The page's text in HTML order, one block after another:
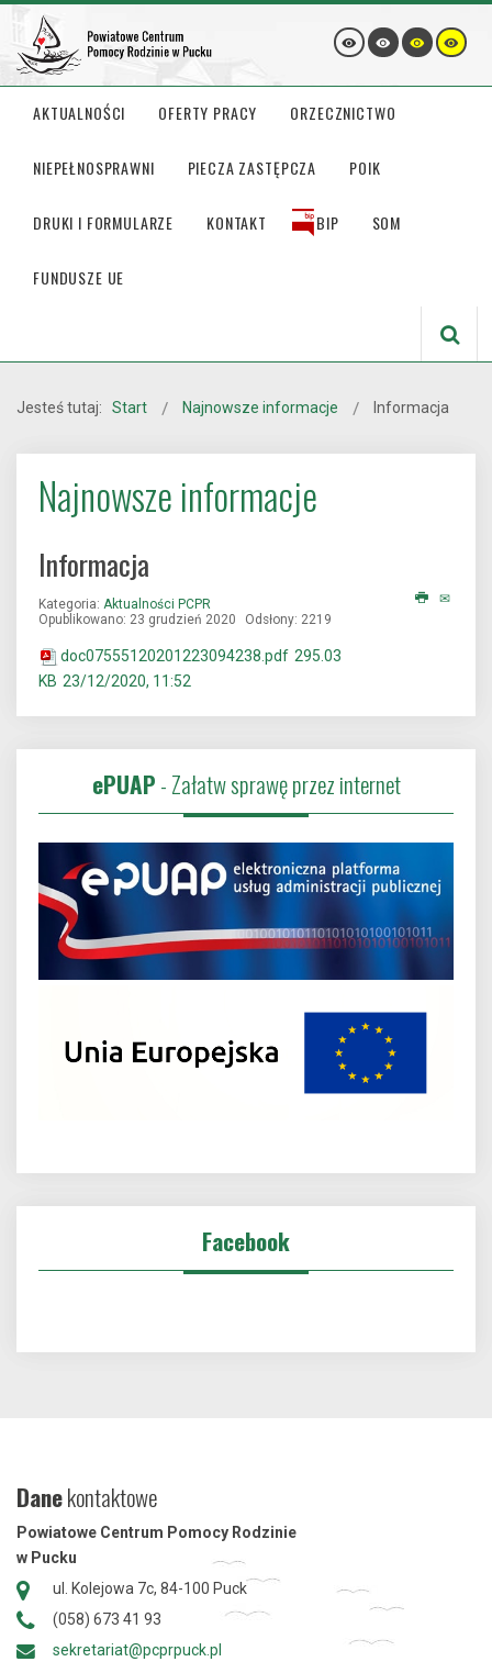
AKTUALNOŚCI OFERTY PRACY ORZECZNICTWO
NIEPEŁNOSPRAWNI PIECZA ZASTĘPCZA POIK
DRUKI I FORMULARZE KONTAKT BIP SOM
FUNDUSZE UE
Jesteś tutaj: Start Najnowsze informacje Informacja
Najnowsze informacje
Informacja
Kategoria: Aktualności PCPR
Opublikowano: 23 grudzień 2020
Odsłony: 2219
doc07555120201223094238.pdf 295.03
KB 23/12/2020, 11:52
ePUAP- Załatw sprawę przez internet
Facebook
Danekontaktowe
Powiatowe Centrum Pomocy Rodzinie
w Pucku
ul. Kolejowa 7c, 84-100 Puck
(058) 673 41 93
sekretariat@pcprpuck.pl